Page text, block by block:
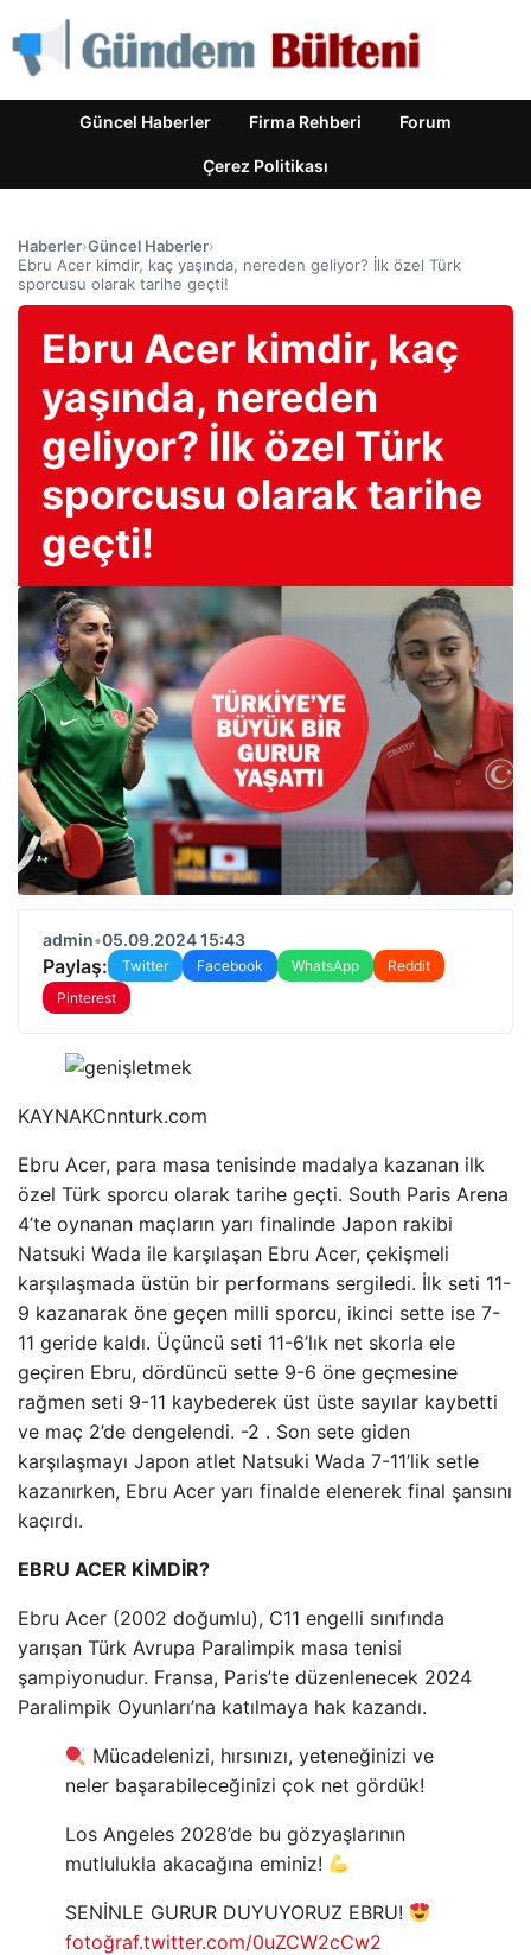
Güncel Haberler Firma Rehberi Forum
Çerez Politikası
Haberler›Güncel Haberler›
Ebru Acer kimdir, kaç yaşında, nereden geliyor? İlk özel Türk
sporcusu olarak tarihe geçti!
Ebru Acer kimdir, kaç
yaşında, nereden
geliyor? İlk özel Türk
sporcusu olarak tarihe
geçti!
admin•05.09.2024 15:43
Paylaş: Twitter Facebook WhatsApp
Reddit
Pinterest
KAYNAKCnnturk.com
Ebru Acer, para masa tenisinde madalya kazanan ilk
özel Türk sporcu olarak tarihe geçti. South Paris Arena
4’te oynanan maçların yarı finalinde Japon rakibi
Natsuki Wada ile karşılaşan Ebru Acer, çekişmeli
karşılaşmada üstün bir performans sergiledi. İlk seti 11-
9 kazanarak öne geçen milli sporcu, ikinci sette ise 7-
11 geride kaldı. Üçüncü seti 11-6’lık net skorla ele
geçiren Ebru, dördüncü sette 9-6 öne geçmesine
rağmen seti 9-11 kaybederek üst üste sayılar kaybetti
ve maç 2’de dengelendi. -2 . Son sete giden
karşılaşmayı Japon atlet Natsuki Wada 7-11’lik setle
kazanırken, Ebru Acer yarı finalde elenerek final şansını
kaçırdı.
EBRU ACER KİMDİR?
Ebru Acer (2002 doğumlu), C11 engelli sınıfında
yarışan Türk Avrupa Paralimpik masa tenisi
şampiyonudur. Fransa, Paris’te düzenlenecek 2024
Paralimpik Oyunları’na katılmaya hak kazandı.
Mücadelenizi, hırsınızı, yeteneğinizi ve
neler başarabileceğinizi çok net gördük!
Los Angeles 2028’de bu gözyaşlarının
mutlulukla akacağına eminiz!
SENİNLE GURUR DUYUYORUZ EBRU!
fotoğraf.twitter.com/0uZCW2cCw2